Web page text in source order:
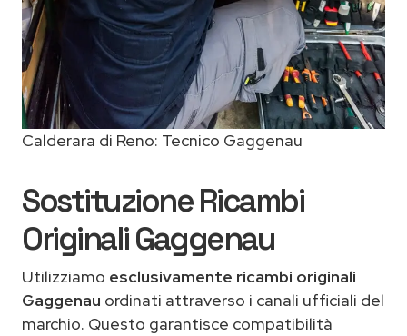
Calderara di Reno: Tecnico Gaggenau
Sostituzione Ricambi
Originali Gaggenau
Utilizziamo esclusivamente ricambi originali
Gaggenau ordinati attraverso i canali ufficiali del
marchio. Questo garantisce compatibilità